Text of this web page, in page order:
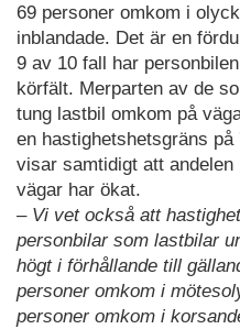
69 personer omkom i
inblandade. Det är en
9 av 10 fall har
körfält. Merparten av de
tung lastbil omkom på
en hastighetshetsgräns
visar samtidigt att
vägar har ökat.
– Vi vet också att
personbilar som lastbilar
högt i förhållande till
personer omkom i
personer omkom i